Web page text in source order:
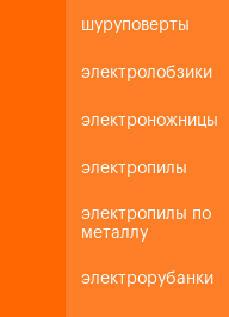
шуруповерты
электролобзики
электроножницы
электропилы
электропилы по
металлу
электрорубанки